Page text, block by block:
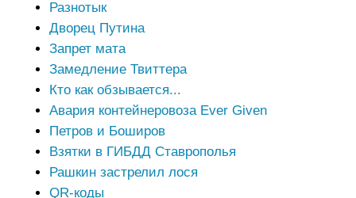
Разнотык
Дворец Путина
Запрет мата
Замедление Твиттера
Кто как обзывается...
Авария контейнеровоза Ever Given
Петров и Боширов
Взятки в ГИБДД Ставрополья
Рашкин застрелил лося
QR-коды